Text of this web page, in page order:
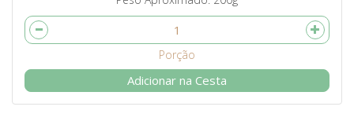
Adicionar na Cesta